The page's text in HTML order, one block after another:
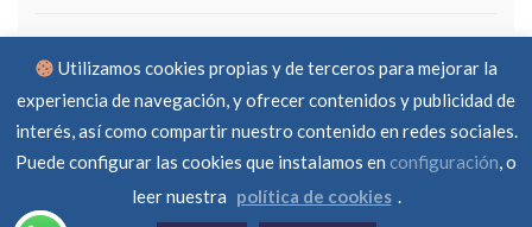
Aviso Legal Política de privacidad
Política de cookies
Utilizamos cookies propias y de terceros para mejorar la
experiencia de navegación, y ofrecer contenidos y publicidad de
interés, así como compartir nuestro contenido en redes sociales.
Puede configurar las cookies que instalamos en configuración, o
leer nuestra política de cookies .